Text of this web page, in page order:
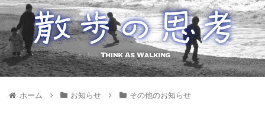
ホーム お知らせ その他のお知らせ